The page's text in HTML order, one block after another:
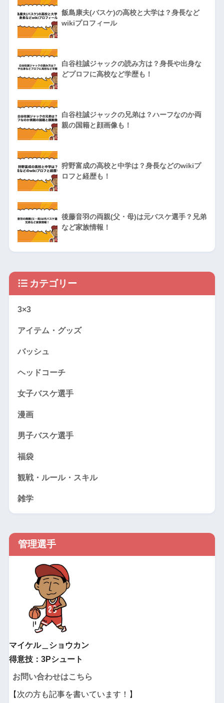
飯島康夫(バスケ)の高校と大学は？身長など
wikiプロフィール
白谷柱誠ジャックの読み方は？身長や出身な
どプロフに高校など学歴も！
白谷柱誠ジャックの兄弟は？ハーフなのか両
親の国籍と顔画像も！
狩野富成の高校と中学は？身長などのwikiプ
ロフと経歴も！
後藤音羽の両親(父・母)は元バスケ選手？兄弟
など家族情報！
カテゴリー
3×3
アイテム・グッズ
バッシュ
ヘッドコーチ
女子バスケ選手
漫画
男子バスケ選手
福袋
観戦・ルール・スキル
雑学
管理選手
マイケル＿ショウカン
得意技：3Pシュート
お問い合わせはこちら
【次の方も記事を書いています！】